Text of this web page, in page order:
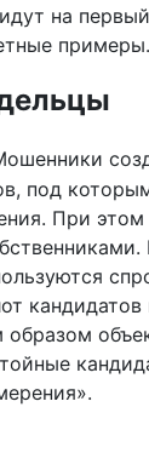
на
примеры.
под
При
кандидатов
образом